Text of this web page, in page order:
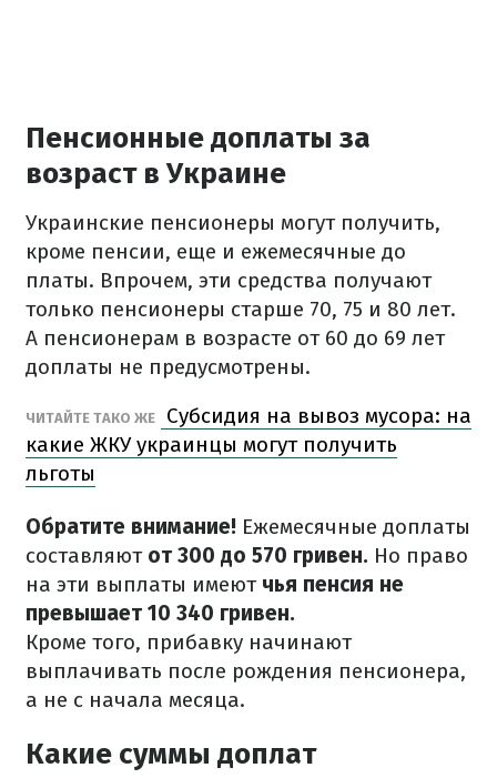
Пенсионные доплаты за
возраст в Украине
Украинские пенсионеры могут получить,
кроме пенсии, еще и ежемесячные до
платы. Впрочем, эти средства получают
только пенсионеры старше 70, 75 и 80 лет.
А пенсионерам в возрасте от 60 до 69 лет
доплаты не предусмотрены.
ЧИТАЙТЕ ТАКО ЖЕ
Субсидия на вывоз мусора: на
какие ЖКУ украинцы могут получить
льготы
Обратите внимание! Ежемесячные доплаты
составляютот 300 до 570 гривен. Но право
на эти выплаты имеютчья пенсия не
превышает 10 340 гривен.
Кроме того, прибавку начинают
выплачивать после рождения пенсионера,
а не с начала месяца.
Какие суммы доплат